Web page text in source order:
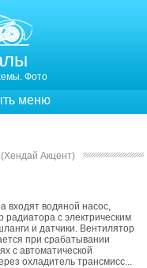
Фото
меню
Акцент)
входят водяной насос,
с электрическим
и датчики. Вентилятор
при срабатывании
с автоматической
охладитель трансмисс...